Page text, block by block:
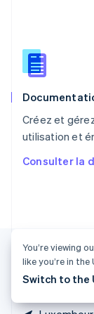
Créez et
utilisation et
Consulter la
English
Roumanie
Royaume-
Singapour
English 简体
English
Deutsch
Thaïlande
ไทย English
You’re viewing
like you’re in the
Switch to the